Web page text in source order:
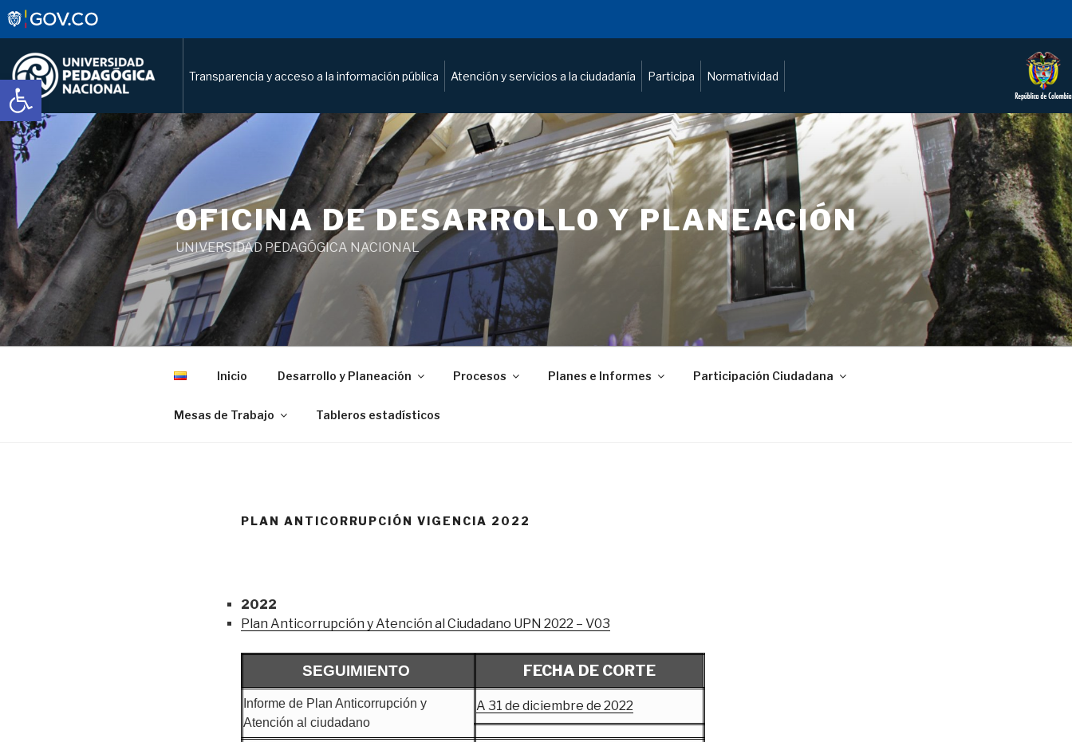
Abrir barra de herramientas Transparencia y acceso a la información pública Atención y servicios a la ciudadanía Participa Normatividad
OFICINA DE DESARROLLO Y PLANEACIÓN
UNIVERSIDAD PEDAGÓGICA NACIONAL
Inicio Desarrollo y Planeación Procesos Planes e Informes Participación Ciudadana
Mesas de Trabajo Tableros estadísticos
PLAN ANTICORRUPCIÓN VIGENCIA 2022
2022
Plan Anticorrupción y Atención al Ciudadano UPN 2022 – V03
SEGUIMIENTO FECHA DE CORTE
Informe de Plan Anticorrupción y
Atención al ciudadano
A 31 de diciembre de 2022